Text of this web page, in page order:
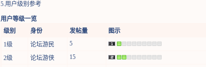
5.用户级别参考
用户等级一览
级别
身份 发帖量
图示
1级
论坛游民 5
2级 论坛游侠 15